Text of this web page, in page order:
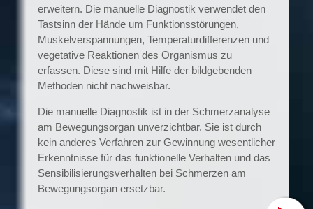
erweitern. Die manuelle Diagnostik verwendet den
Tastsinn der Hände um Funktionsstörungen,
Muskelverspannungen, Temperaturdifferenzen und
vegetative Reaktionen des Organismus zu
erfassen. Diese sind mit Hilfe der bildgebenden
Methoden nicht nachweisbar.
Die manuelle Diagnostik ist in der Schmerzanalyse
am Bewegungsorgan unverzichtbar. Sie ist durch
kein anderes Verfahren zur Gewinnung wesentlicher
Erkenntnisse für das funktionelle Verhalten und das
Sensibilisierungsverhalten bei Schmerzen am
Bewegungsorgan ersetzbar.